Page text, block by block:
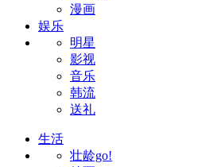
漫画
娱乐
明星
影视
音乐
韩流
送礼
生活
壮龄go!